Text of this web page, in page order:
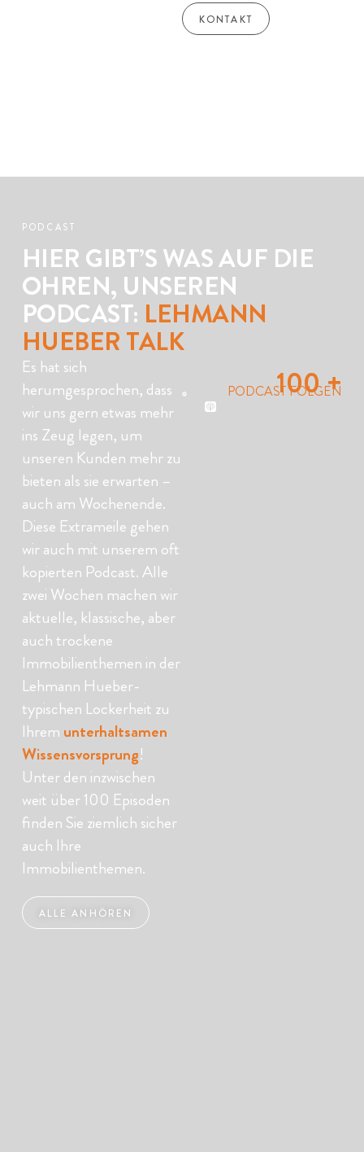
KONTAKT
PODCAST
HIER GIBT’S WAS AUF DIE
OHREN, UNSEREN
PODCAST: LEHMANN
HUEBER TALK
Es hat sich
herumgesprochen, dass
wir uns gern etwas mehr
ins Zeug legen, um
unseren Kunden mehr zu
bieten als sie erwarten –
auch am Wochenende.
Diese Extrameile gehen
wir auch mit unserem oft
kopierten Podcast. Alle
zwei Wochen machen wir
aktuelle, klassische, aber
auch trockene
Immobilienthemen in der
Lehmann Hueber-
typischen Lockerheit zu
Ihrem unterhaltsamen
Wissensvorsprung!
Unter den inzwischen
weit über 100 Episoden
finden Sie ziemlich sicher
auch Ihre
Immobilienthemen.
ALLE ANHÖREN
100 +
PODCAST FOLGEN